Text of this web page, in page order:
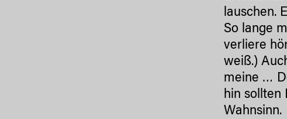
lauschen.
So lange
verliere
weiß.)
meine …
hin sollten
Wahnsinn.